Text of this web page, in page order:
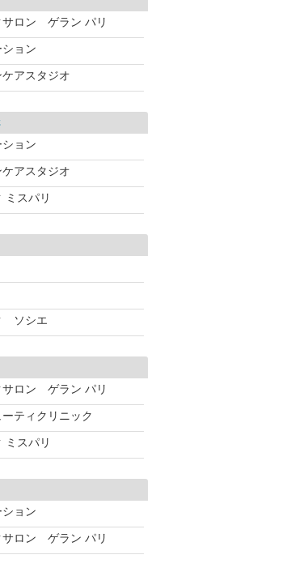
サロン ゲラン パリ
ョン
アスタジオ
ョン
アスタジオ
ミスパリ
ソシエ
サロン ゲラン パリ
ティクリニック
ミスパリ
ョン
サロン ゲラン パリ